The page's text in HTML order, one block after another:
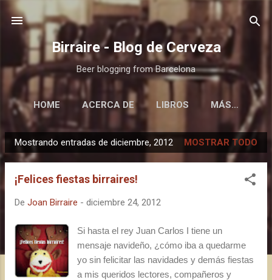
Ir al contenido principal
Birraire - Blog de Cerveza
Beer blogging from Barcelona
HOME ACERCA DE LIBROS MÁS…
E
n
Mostrando entradas de diciembre, 2012 MOSTRAR TODO
¡Felices fiestas birraires!
De Joan Birraire - diciembre 24, 2012
Si hasta el rey Juan Carlos I tiene un
mensaje navideño, ¿cómo iba a quedarme
yo sin felicitar las navidades y demás fiestas
a mis queridos lectores, compañeros y